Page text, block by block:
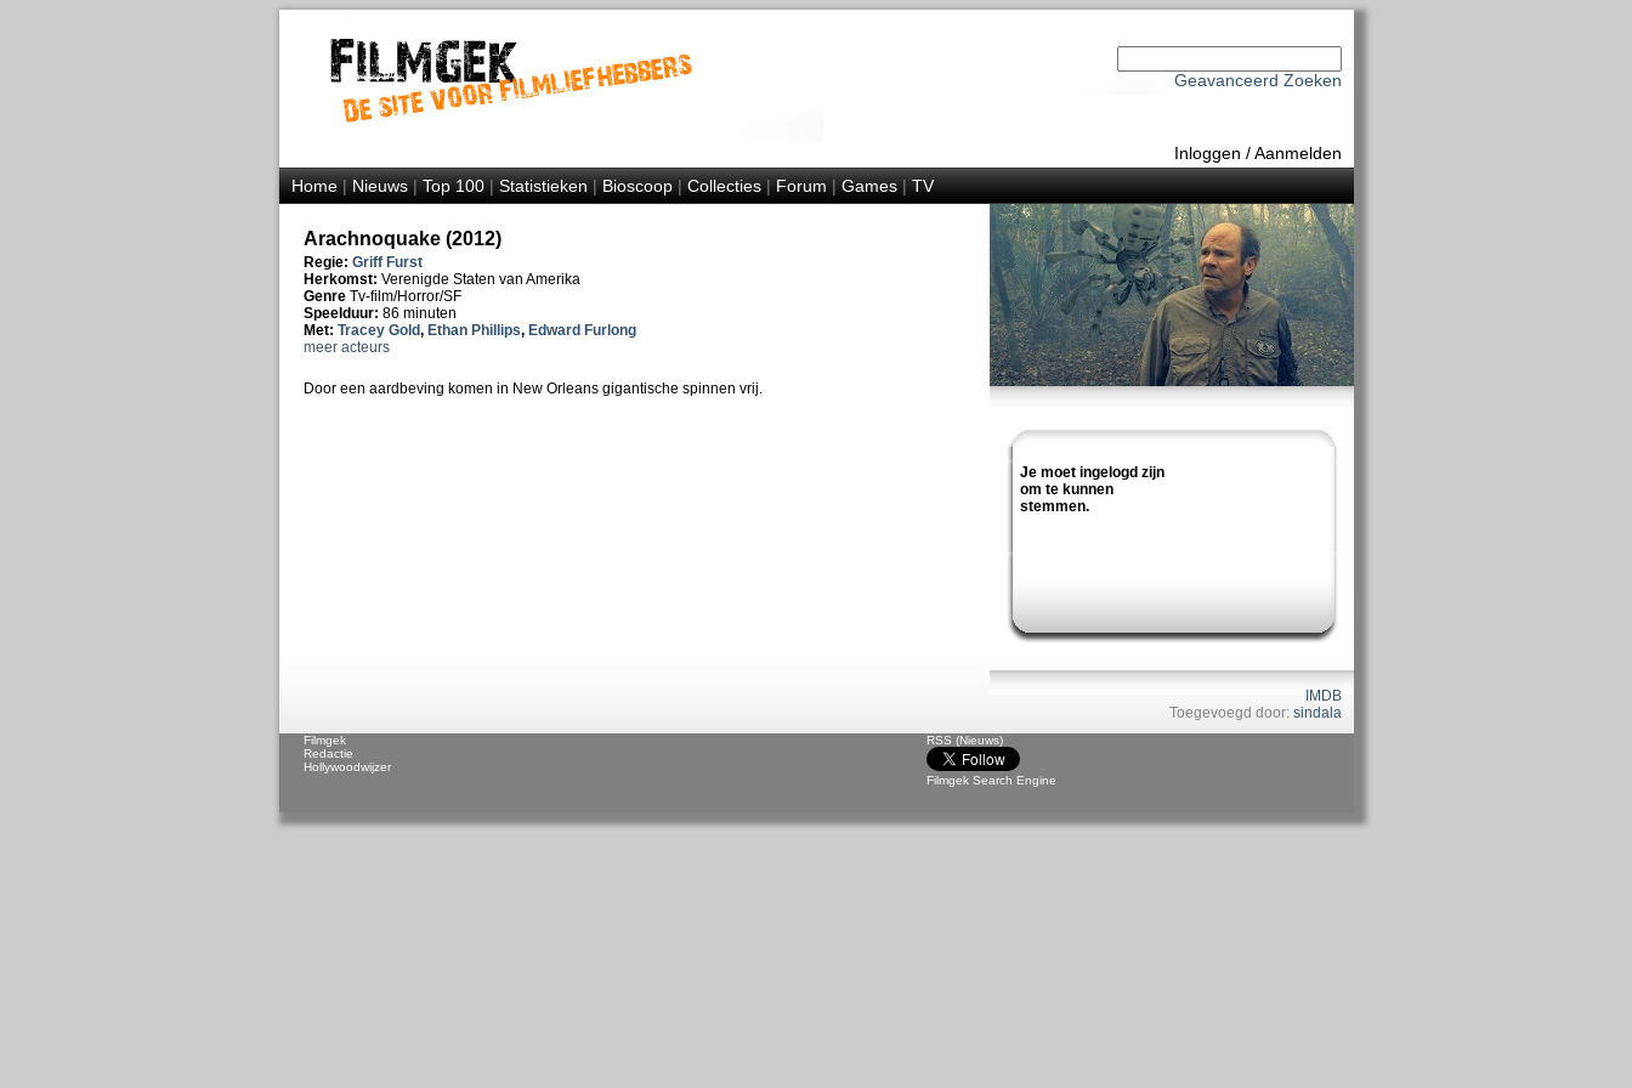
Geavanceerd Zoeken
Inloggen /Aanmelden
Home|Nieuws|Top 100|Statistieken|Bioscoop|Collecties|Forum|Games|TV
Je moet ingelogd zijn
om te kunnen
stemmen.
IMDB
Toegevoegd door: sindala
Arachnoquake (2012)
Regie: Griff Furst
Herkomst: Verenigde Staten van Amerika
Genre Tv-film/Horror/SF
Speelduur: 86 minuten
Met: Tracey Gold, Ethan Phillips, Edward Furlong
meer acteurs
Door een aardbeving komen in New Orleans gigantische spinnen vrij.
RSS (Nieuws)
Filmgek Search Engine
Filmgek
Redactie
Hollywoodwijzer